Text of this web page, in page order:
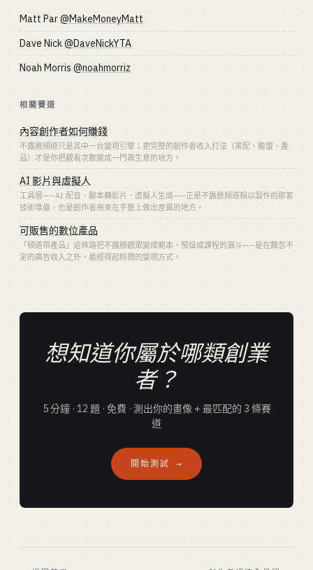
Matt Par@MakeMoneyMatt
Dave Nick@DaveNickYTA
Noah Morris @noahmorriz
相關賽道
內容創作者如何賺錢
不露臉頻道只是其中一台變現引擎；更完整的創作者收入打法（業配、聯盟、產
品）才是你把觀看次數變成一門真生意的地方。
AI 影片與虛擬人
工具層——AI 配音、腳本轉影片、虛擬人生成——正是不露臉頻道賴以製作的那套
技術堆疊，也是創作者用來在手藝上做出差異的地方。
可販售的數位產品
「頻道帶產品」這條路把不露臉觀眾變成範本、預設或課程的漏斗——是在飄忽不
定的廣告收入之外，最經得起時間的變現方式。
想知道你屬於哪類創業
者？
5 分鐘 · 12 題 · 免費 · 測出你的畫像 + 最匹配的 3 條賽
道
開始測試 →